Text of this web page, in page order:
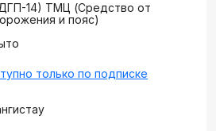
14) ТМЦ (Средство от
и пояс)
только по подписке